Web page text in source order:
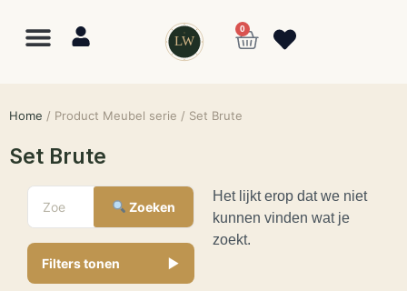
LW
0
Home / Product Meubel serie / Set Brute
Set Brute
Zoeken
Filters tonen ▼
Het lijkt erop dat we niet
kunnen vinden wat je
zoekt.